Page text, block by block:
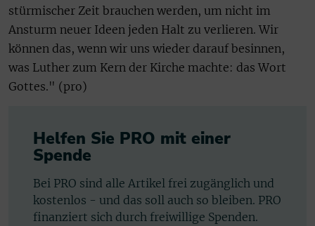
stürmischer Zeit brauchen werden, um nicht im
Ansturm neuer Ideen jeden Halt zu verlieren. Wir
können das, wenn wir uns wieder darauf besinnen,
was Luther zum Kern der Kirche machte: das Wort
Gottes." (pro)
Helfen Sie PRO mit einer
Spende
Bei PRO sind alle Artikel frei zugänglich und
kostenlos - und das soll auch so bleiben. PRO
finanziert sich durch freiwillige Spenden.